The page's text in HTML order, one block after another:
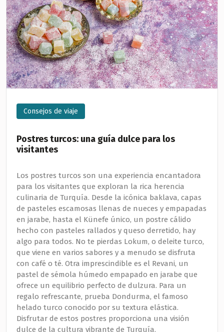
Consejos de viaje
Postres turcos: una guía dulce para los
visitantes
Los postres turcos son una experiencia encantadora
para los visitantes que exploran la rica herencia
culinaria de Turquía. Desde la icónica baklava, capas
de pasteles escamosas llenas de nueces y empapadas
en jarabe, hasta el Künefe único, un postre cálido
hecho con pasteles rallados y queso derretido, hay
algo para todos. No te pierdas Lokum, o deleite turco,
que viene en varios sabores y a menudo se disfruta
con café o té. Otra imprescindible es el Revani, un
pastel de sémola húmedo empapado en jarabe que
ofrece un equilibrio perfecto de dulzura. Para un
regalo refrescante, prueba Dondurma, el famoso
helado turco conocido por su textura elástica.
Disfrutar de estos postres proporciona una visión
dulce de la cultura vibrante de Turquía.